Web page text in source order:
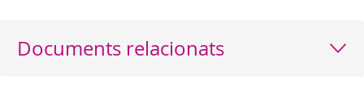
Documents relacionats